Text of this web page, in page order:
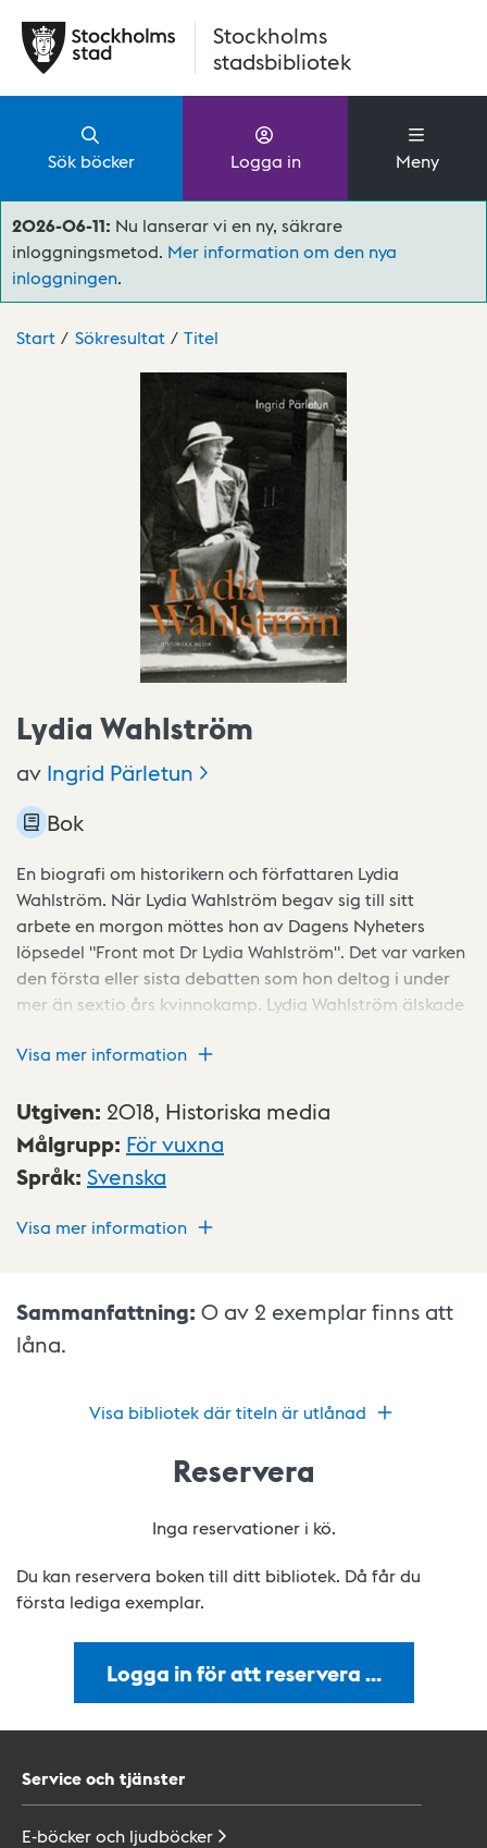
Stockholms
stadsbibliotek
Sök böcker Logga in Meny
2026-06-11: Nu lanserar vi en ny, säkrare
inloggningsmetod. Mer information om den nya
inloggningen.
Start Sökresultat Titel
Lydia Wahlström
av Ingrid Pärletun
Bok
En biografi om historikern och författaren Lydia
Wahlström. När Lydia Wahlström begav sig till sitt
arbete en morgon möttes hon av Dagens Nyheters
löpsedel "Front mot Dr Lydia Wahlström". Det var varken
den första eller sista debatten som hon deltog i under
mer än sextio års kvinnokamp. Lydia Wahlström älskade
motståndare, men bakom den trotsiga fasaden fanns
Visa mer information
Utgiven: 2018, Historiska media
Målgrupp: För vuxna
Språk: Svenska
Visa mer information
Sammanfattning: 0 av 2 exemplar finns att
låna.
Visa bibliotek där titeln är utlånad
Reservera
Inga reservationer i kö.
Du kan reservera boken till ditt bibliotek. Då får du
första lediga exemplar.
Logga in för att reservera …
Service och tjänster
E-böcker och ljudböcker